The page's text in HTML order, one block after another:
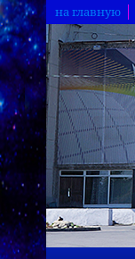
на главную